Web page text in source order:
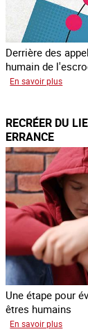
Derrière des
humain de
En savoir plus
de
contre
la
traite
des
êtres
RECRÉER DU
ERRANCE
Une étape pour
êtres humains
En savoir plus